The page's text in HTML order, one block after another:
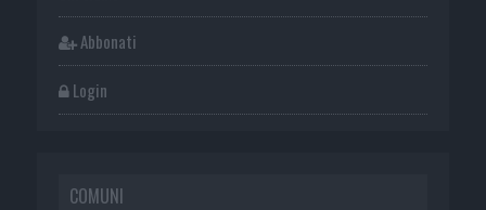
Abbonati
Login
COMUNI